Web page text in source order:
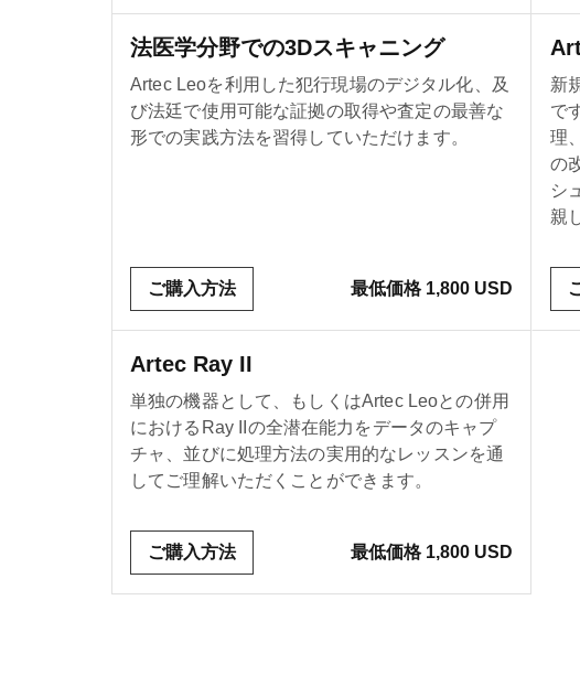
法医学分野での3Dスキャニング
Artec Leoを利用した犯行現場のデジタル化、及
び法廷で使用可能な証拠の取得や査定の最善な
形での実践方法を習得していただけます。
ご購入方法 最低価格 1,800 USD
新
で
理
の
シ
親
Artec Ray II
単独の機器として、もしくはArtec Leoとの併用
におけるRay IIの全潜在能力をデータのキャプ
チャ、並びに処理方法の実用的なレッスンを通
してご理解いただくことができます。
ご購入方法 最低価格 1,800 USD